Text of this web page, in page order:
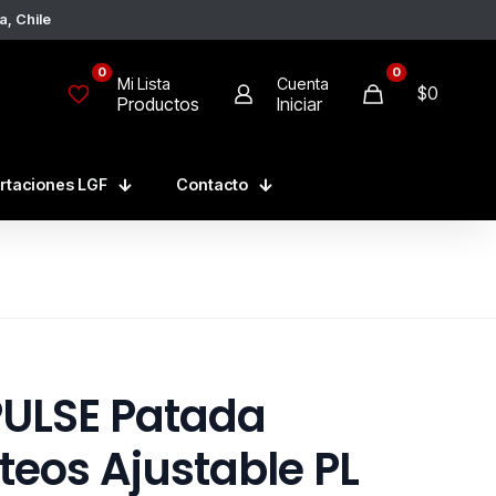
Chile
0
Mi Lista
Productos
Cuenta
Iniciar
0
$0
LGF Contacto
Patada
Ajustable PL